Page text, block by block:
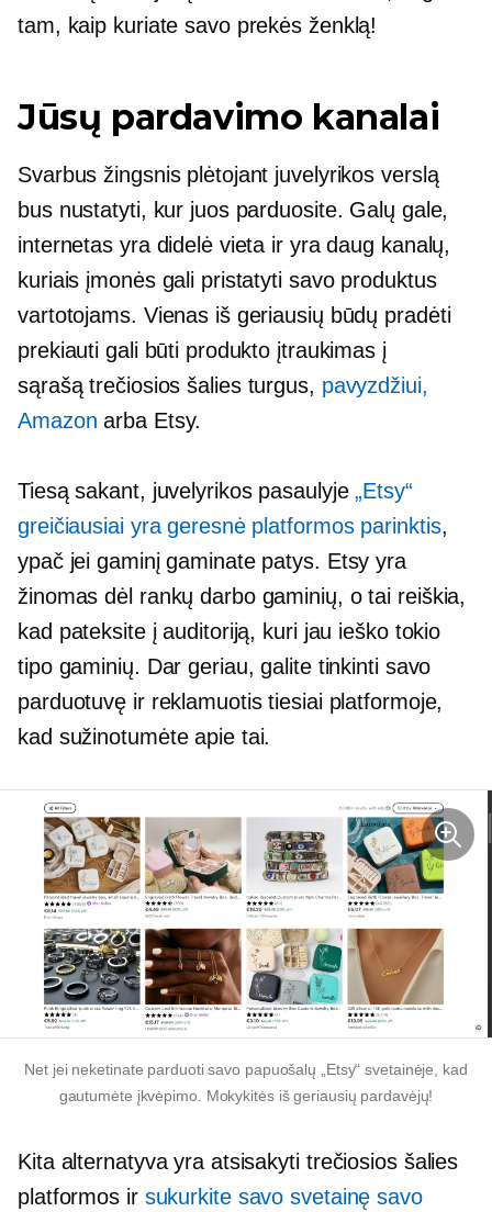
tam, kaip kuriate savo prekės ženklą!
Jūsų pardavimo kanalai
Svarbus žingsnis plėtojant juvelyrikos verslą
bus nustatyti, kur juos parduosite. Galų gale,
internetas yra didelė vieta ir yra daug kanalų,
kuriais įmonės gali pristatyti savo produktus
vartotojams. Vienas iš geriausių būdų pradėti
prekiauti gali būti produkto įtraukimas į
sąrašątrečiosios šaliesturgus, pavyzdžiui,
Amazon arba Etsy.
Tiesą sakant, juvelyrikos pasaulyje„Etsy“
greičiausiai yra geresnė platformos parinktis,
ypač jei gaminį gaminate patys. Etsy yra
žinomas dėl rankų darbo gaminių, o tai reiškia,
kad pateksite į auditoriją, kuri jau ieško tokio
tipo gaminių. Dar geriau, galite tinkinti savo
parduotuvę ir reklamuotis tiesiai platformoje,
kad sužinotumėte apie tai.
Net jei neketinate parduoti savo papuošalų „Etsy“ svetainėje, kad
gautumėte įkvėpimo. Mokykitės iš geriausių pardavėjų!
Kita alternatyva yra atsisakyti trečiosios šalies
platformos ir sukurkite savo svetainę savo